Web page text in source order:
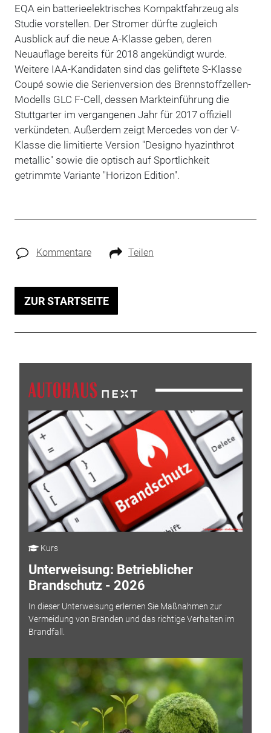
EQA ein batterieelektrisches Kompaktfahrzeug als
Studie vorstellen. Der Stromer dürfte zugleich
Ausblick auf die neue A-Klasse geben, deren
Neuauflage bereits für 2018 angekündigt wurde.
Weitere IAA-Kandidaten sind das geliftete S-Klasse
Coupé sowie die Serienversion des Brennstoffzellen-
Modells GLC F-Cell, dessen Markteinführung die
Stuttgarter im vergangenen Jahr für 2017 offiziell
verkündeten. Außerdem zeigt Mercedes von der V-
Klasse die limitierte Version "Designo hyazinthrot
metallic" sowie die optisch auf Sportlichkeit
getrimmte Variante "Horizon Edition".
Kommentare Teilen
ZUR STARTSEITE
Kurs
Unterweisung: Betrieblicher
Brandschutz - 2026
In dieser Unterweisung erlernen Sie Maßnahmen zur
Vermeidung von Bränden und das richtige Verhalten im
Brandfall.